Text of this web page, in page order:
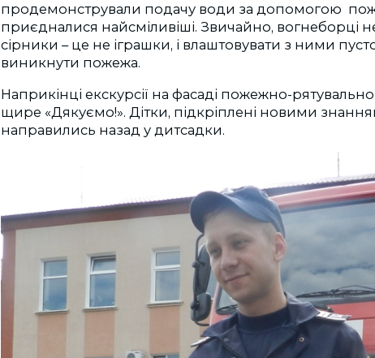
продемонстрували подачу води за допомогою
приєдналися найсміливіші. Звичайно, вогнеборці
сірники – це не іграшки, і влаштовувати з ними
виникнути пожежа.
Наприкінці екскурсії на фасаді пожежно-
щире «Дякуємо!». Дітки, підкріплені новими
направились назад у дитсадки.